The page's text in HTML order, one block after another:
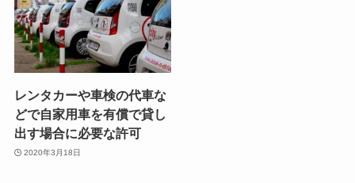
レンタカーや車検の代車な
どで自家用車を有償で貸し
出す場合に必要な許可
2020年3月18日